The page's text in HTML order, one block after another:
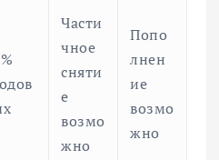
Части
чное
сняти
е
возмо
жно
Попо
лнен
ие
возмо
жно